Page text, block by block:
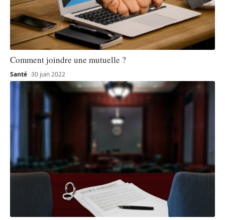
Comment joindre une mutuelle ?
Santé 30 juin 2022